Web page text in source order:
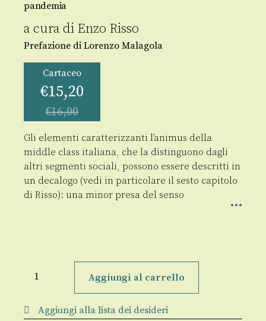
pandemia
a cura di Enzo Risso
Prefazione di Lorenzo Malagola
Cartaceo
€15,20
€16,00
Gli elementi caratterizzanti l’animus della
middle class italiana, che la distinguono dagli
altri segmenti sociali, possono essere descritti in
un decalogo (vedi in particolare il sesto capitolo
di Risso): una minor presa del senso
Aggiungi al carrello
Aggiungi alla lista dei desideri